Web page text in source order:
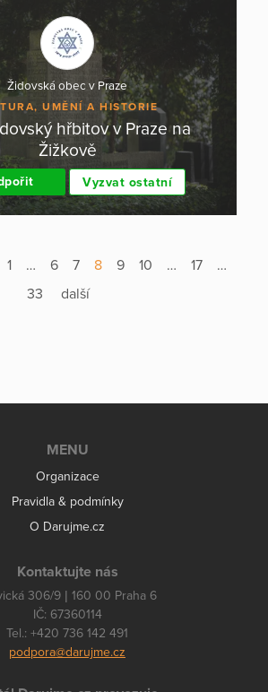
Židovská obec v Praze
UMĚNÍ A HISTORIE
hřbitov v Praze na
Žižkově
Vyzvat ostatní
1 … 6 7 8 9 10 … 17
…
33
další
MENU
Organizace
Pravidla & podmínky
O Darujme.cz
Kontaktujte nás
306/9 | 160 00 Praha 6
IČ: 67360114
Tel.: +420 736 142 491
podpora@darujme.cz